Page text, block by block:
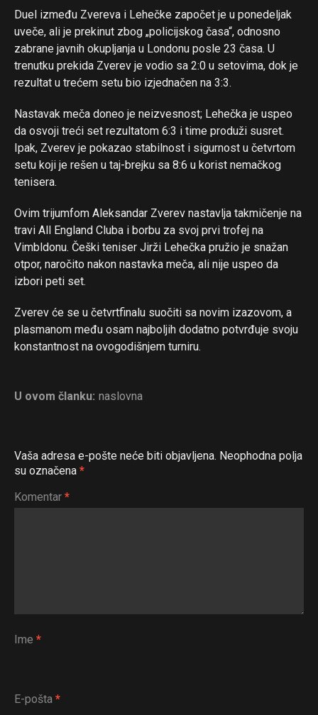
Duel između Zvereva i Lehečke započet je u ponedeljak
uveče, ali je prekinut zbog „policijskog časa“, odnosno
zabrane javnih okupljanja u Londonu posle 23 časa. U
trenutku prekida Zverev je vodio sa 2:0 u setovima, dok je
rezultat u trećem setu bio izjednačen na 3:3.
Nastavak meča doneo je neizvesnost; Lehečka je uspeo
da osvoji treći set rezultatom 6:3 i time produži susret.
Ipak, Zverev je pokazao stabilnost i sigurnost u četvrtom
setu koji je rešen u taj-brejku sa 8:6 u korist nemačkog
tenisera.
Ovim trijumfom Aleksandar Zverev nastavlja takmičenje na
travi All England Cluba i borbu za svoj prvi trofej na
Vimbldonu. Češki teniser Jirži Lehečka pružio je snažan
otpor, naročito nakon nastavka meča, ali nije uspeo da
izbori peti set.
Zverev će se u četvrtfinalu suočiti sa novim izazovom, a
plasmanom među osam najboljih dodatno potvrđuje svoju
konstantnost na ovogodišnjem turniru.
U ovom članku: naslovna
Vaša adresa e-pošte neće biti objavljena. Neophodna polja
su označena *
Komentar *
Ime *
E-pošta *
Reddit
Pinterest
Email